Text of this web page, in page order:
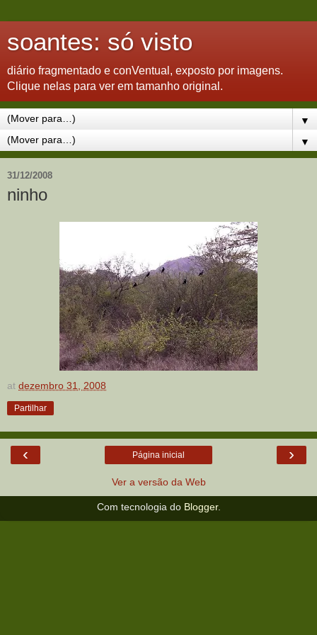
soantes: só visto
diário fragmentado e conVentual, exposto por imagens.
Clique nelas para ver em tamanho original.
▼
▼
31/12/2008
ninho
at dezembro 31, 2008
Partilhar
‹ ›
Página inicial
Ver a versão da Web
Com tecnologia do Blogger.